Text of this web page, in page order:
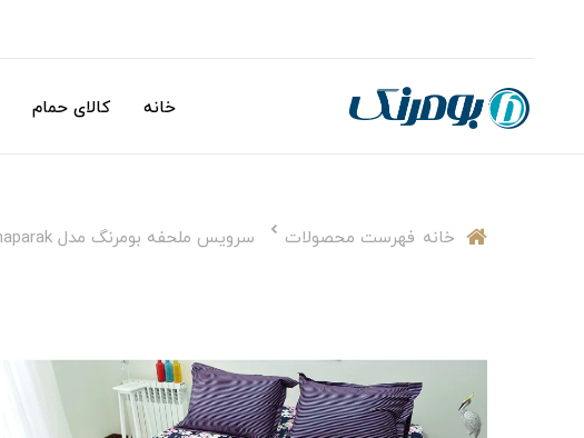
خانه کالای حمام
خانه فهرست محصولات سرویس ملحفه بومرنگ مدل shaparak دونفره 3 تکه